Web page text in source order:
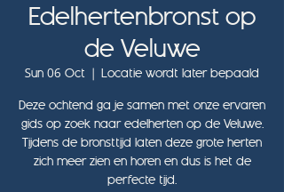
Edelhertenbronst op
de Veluwe
Sun 06 Oct
  |
Locatie wordt later bepaald
Deze ochtend ga je samen met onze ervaren
gids op zoek naar edelherten op de Veluwe.
Tijdens de bronsttijd laten deze grote herten
zich meer zien en horen en dus is het de
perfecte tijd.